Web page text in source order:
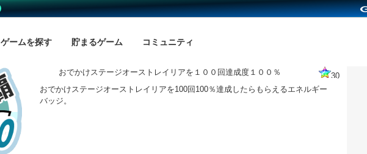
ゲームを探す 貯まるゲーム コミュニティ
おでかけステージオーストレイリアを１００回達成度１００％
30
おでかけステージオーストレイリアを100回100％達成したらもらえるエネルギー
バッジ。